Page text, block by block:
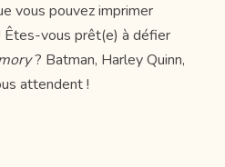
vous pouvez imprimer
Êtes-vous prêt(e) à défier
? Batman, Harley Quinn,
attendent !